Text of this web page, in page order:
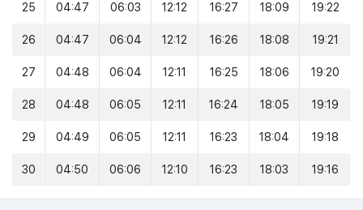
25 04:47 06:03 12:12 16:27 18:09 19:22
26 04:47 06:04 12:12 16:26 18:08 19:21
27 04:48 06:04 12:11 16:25 18:06 19:20
28 04:48 06:05 12:11 16:24 18:05 19:19
29 04:49 06:05 12:11 16:23 18:04 19:18
30 04:50 06:06 12:10 16:23 18:03 19:16